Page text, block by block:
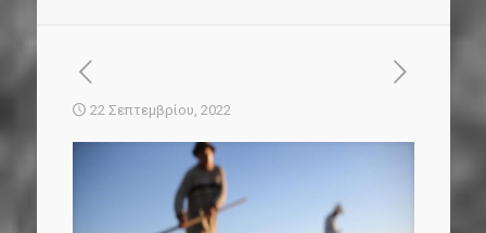
22 Σεπτεμβρίου, 2022